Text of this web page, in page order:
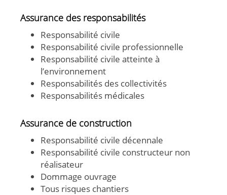
Assurance des responsabilités
Responsabilité civile
Responsabilité civile professionnelle
Responsabilité civile atteinte à
l’environnement
Responsabilités des collectivités
Responsabilités médicales
Assurance de construction
Responsabilité civile décennale
Responsabilité civile constructeur non
réalisateur
Dommage ouvrage
Tous risques chantiers